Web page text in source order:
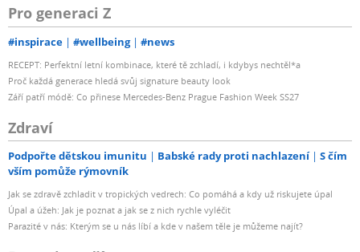
Pro generaci Z
#inspirace #wellbeing #news
RECEPT: Perfektní letní kombinace, které tě zchladí, i kdybys nechtěl*a
Proč každá generace hledá svůj signature beauty look
Září patří módě: Co přinese Mercedes-Benz Prague Fashion Week SS27
Zdraví
Podpořte dětskou imunitu Babské rady proti nachlazení
S čím
vším pomůže rýmovník
Jak se zdravě zchladit v tropických vedrech: Co pomáhá a kdy už riskujete úpal
Úpal a úžeh: Jak je poznat a jak se z nich rychle vyléčit
Parazité v nás: Kterým se u nás líbí a kde v našem těle je můžeme najít?